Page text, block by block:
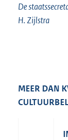
De
H. Zijlstra
MEER DAN